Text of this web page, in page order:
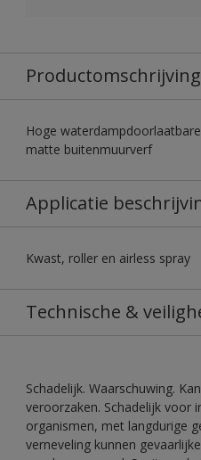
Productomschrijving
Hoge
matte buitenmuurverf
Applicatie
Kwast, roller en airless spray
Technische &
Schadelijk. Waarschuwing.
veroorzaken. Schadelijk voor
organismen, met langdurige
verneveling kunnen